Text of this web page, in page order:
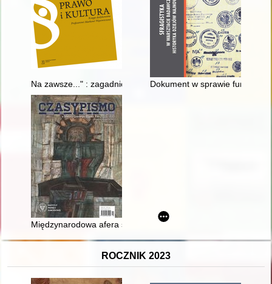
Na zawsze..." : zagadnienie aktualności Konstytucji 3 Maja
Dokument w sprawie
Międzynarodowa afera szpiegowska na Śląsku : Milić
ROCZNIK 2023